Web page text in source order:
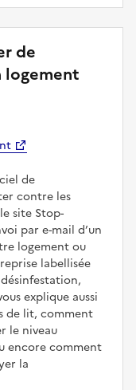
de
logement
de
contre les
site Stop-
par e-mail d’un
logement ou
labellisée
explique aussi
de lit, comment
le niveau
encore comment
la